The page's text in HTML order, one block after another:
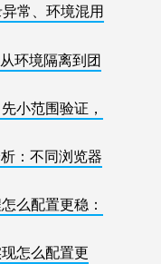
常、环境混用
环境隔离到团
小范围验证，
：不同浏览器
么配置更稳：
怎么配置更